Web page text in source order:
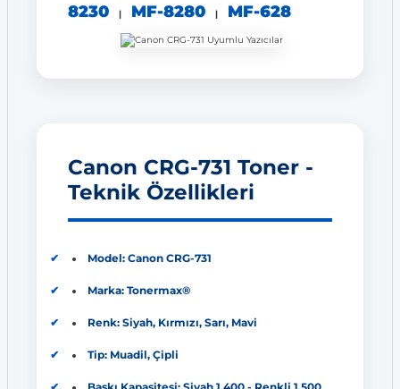
8230
| MF-8280 | MF-628
Canon CRG-731 Toner -
Teknik Özellikleri
Model: Canon CRG-731
Marka: Tonermax®
Renk: Siyah, Kırmızı, Sarı, Mavi
Tip: Muadil, Çipli